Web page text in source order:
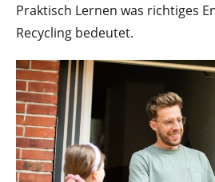
Praktisch Lernen was richtiges
Recycling bedeutet.